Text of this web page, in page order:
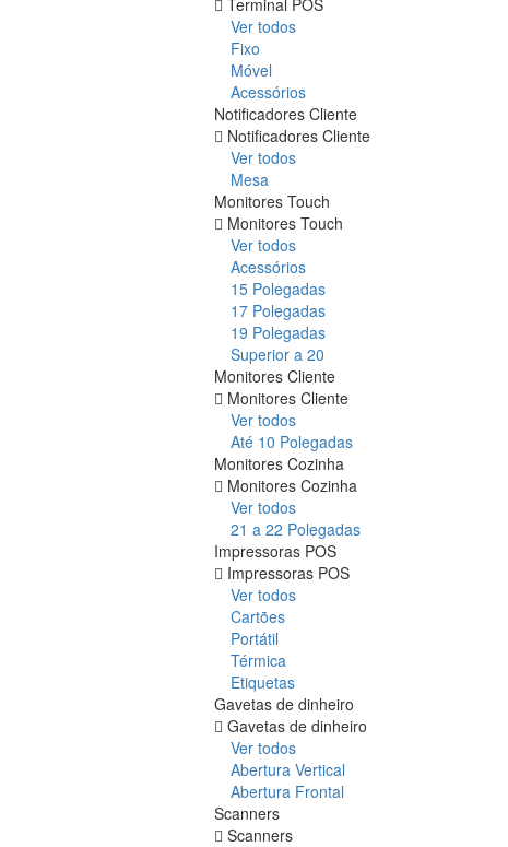
Ver todos
Fixo
Móvel
Acessórios
Notificadores Cliente
Notificadores Cliente
Ver todos
Mesa
Monitores Touch
Monitores Touch
Ver todos
Acessórios
15 Polegadas
17 Polegadas
19 Polegadas
Superior a 20
Monitores Cliente
Monitores Cliente
Ver todos
Até 10 Polegadas
Monitores Cozinha
Monitores Cozinha
Ver todos
21 a 22 Polegadas
Impressoras POS
Impressoras POS
Ver todos
Cartões
Portátil
Térmica
Etiquetas
Gavetas de dinheiro
Gavetas de dinheiro
Ver todos
Abertura Vertical
Abertura Frontal
Scanners
Scanners